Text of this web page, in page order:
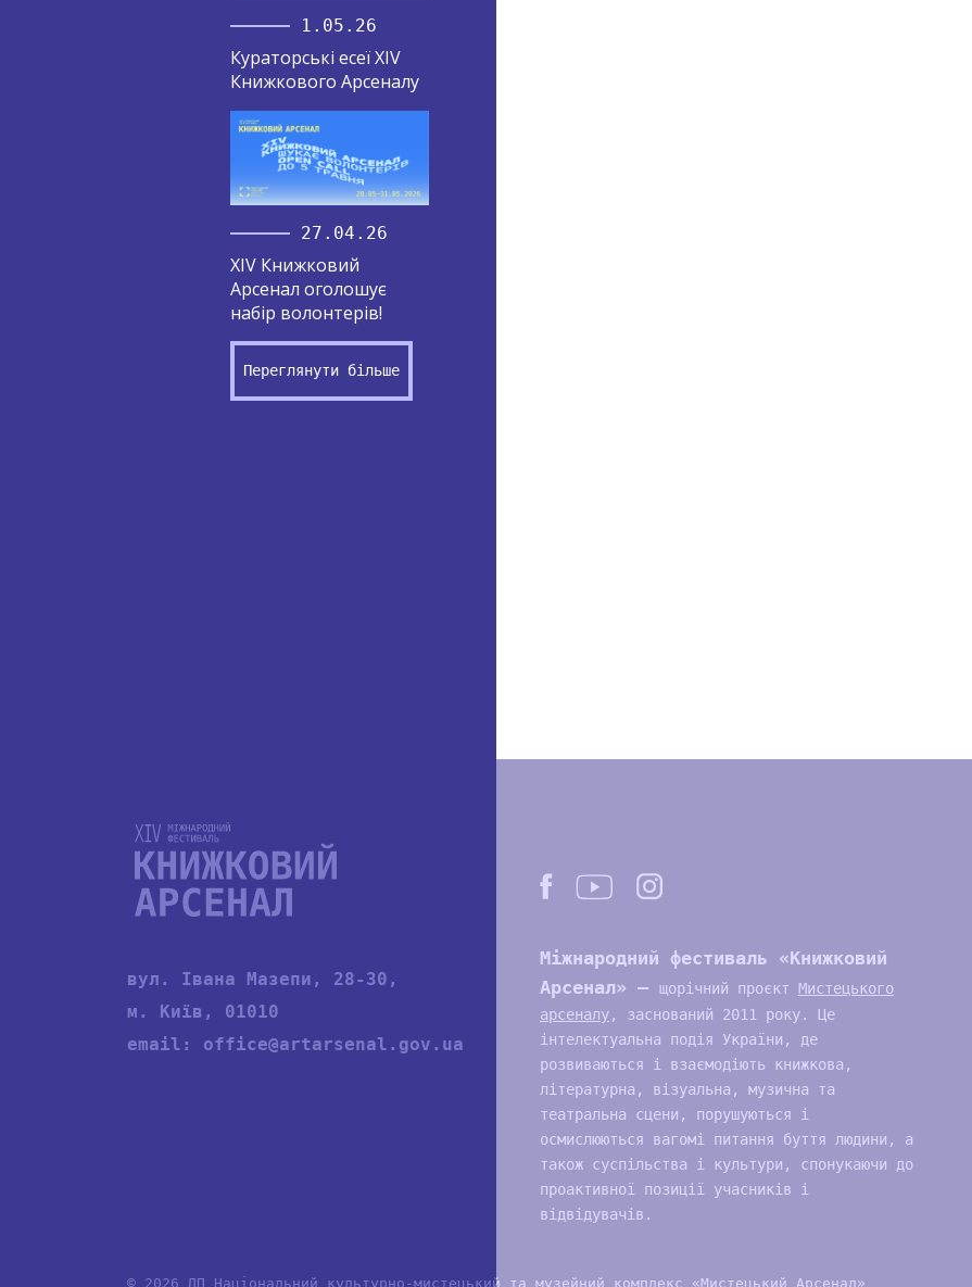
1.05.26
Кураторські есеї XIV
Книжкового Арсеналу
27.04.26
XIV Книжковий
Арсенал оголошує
набір волонтерів!
Переглянути більше
вул. Івана Мазепи, 28-30,
м. Київ, 01010
email: office@artarsenal.gov.ua
Міжнародний фестиваль «Книжковий
Арсенал» —
щорічний проєкт Мистецького
арсеналу, заснований 2011 року. Це
інтелектуальна подія України, де
розвиваються і взаємодіють книжкова,
літературна, візуальна, музична та
театральна сцени, порушуються і
осмислюються вагомі питання буття людини, а
також суспільства і культури, спонукаючи до
проактивної позиції учасників і
відвідувачів.
© 2026 ДП Національний культурно-мистецький та музейний комплекс «Мистецький Арсенал»